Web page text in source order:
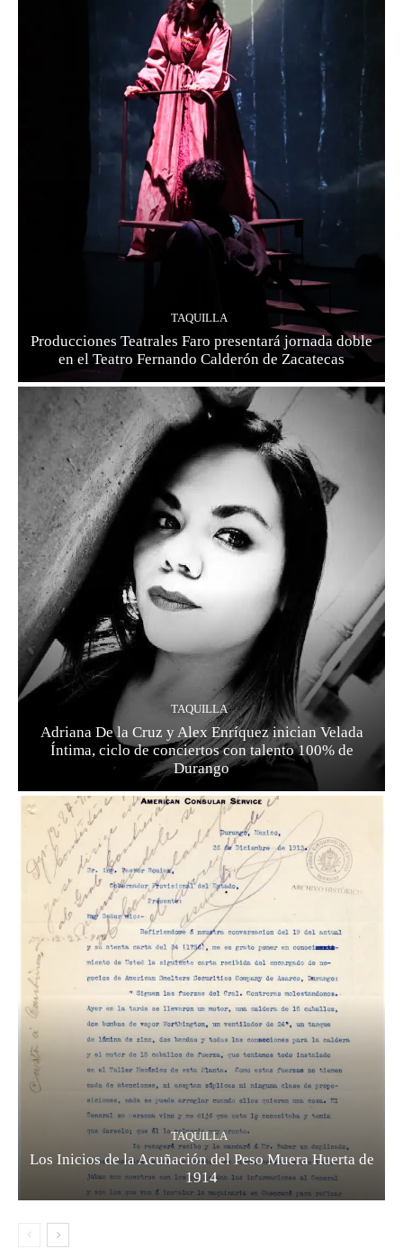
TAQUILLA
Producciones Teatrales Faro presentará jornada doble
en el Teatro Fernando Calderón de Zacatecas
TAQUILLA
Adriana De la Cruz y Alex Enríquez inician Velada
Íntima, ciclo de conciertos con talento 100% de
Durango
TAQUILLA
Los Inicios de la Acuñación del Peso Muera Huerta de
1914